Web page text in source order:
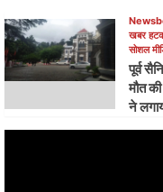
खबर
सोशल
पूर्व
मौत
ने